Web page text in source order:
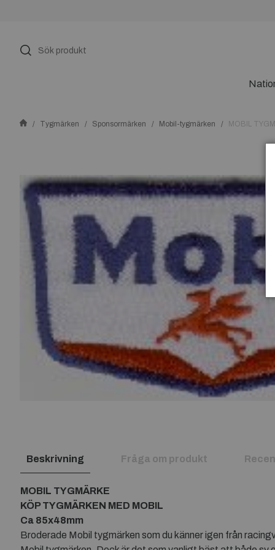
Tygmärken Sponsormärken Mobil-tygmärken MOBIL
Beskrivning Fråga om produkt
MOBIL TYGMÄRKE
KÖP TYGMÄRKEN MED MOBIL
Ca 85x48mm
Broderade Mobil tygmärken som du känner igen från